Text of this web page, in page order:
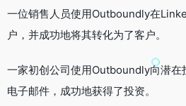
一位销售人员使用Outboundly在
户，并成功地将其转化为了客户。
一家初创公司使用Outboundly向潜在
电子邮件，成功地获得了投资。